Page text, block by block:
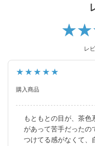
ラーコンタクトレンズブラ
DIA14.5mmの大きめサイズ
と、元祖ちゅるんカラコン
「キャンマジ5番」、定番
み出し続けています。
レ
★★★★★
購入商品
もともとの目が、茶色
があって苦手だったの
つけてる感がなくて、